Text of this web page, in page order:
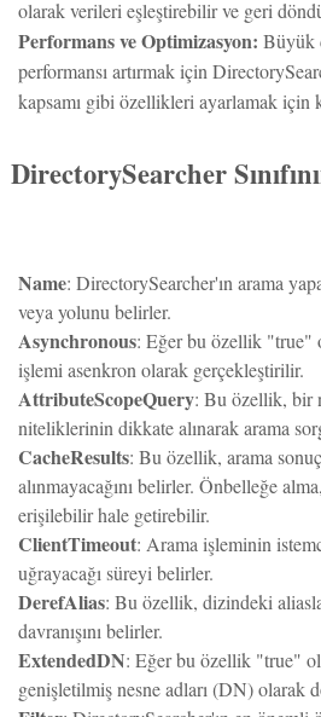
Performans ve Optimizasyon:Büyük
performansı artırmak için
kapsamı gibi özellikleri ayarlamak için
veya yolunu belirler.
Asynchronous: Eğer bu özellik "true"
işlemi asenkron olarak gerçekleştirilir.
AttributeScopeQuery: Bu özellik, bir
niteliklerinin dikkate alınarak arama
CacheResults: Bu özellik, arama
alınmayacağını belirler. Önbelleğe
erişilebilir hale getirebilir.
ClientTimeout: Arama işleminin istemci
uğrayacağı süreyi belirler.
DerefAlias: Bu özellik, dizindeki
davranışını belirler.
ExtendedDN: Eğer bu özellik "true"
genişletilmiş nesne adları (DN) olarak
Filter: DirectorySearcher'ın en önemli